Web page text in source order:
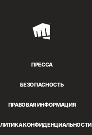
Riot
ПРЕССА
БЕЗОПАСНОСТЬ
ПРАВОВАЯ ИНФОРМАЦИЯ
КОНФИДЕНЦИАЛЬНОСТИ